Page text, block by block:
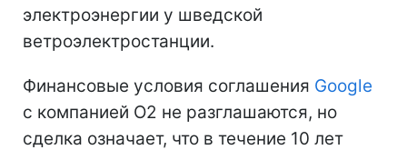
электроэнергии у шведской
ветроэлектростанции.
Финансовые условия соглашения Google
с компанией O2 не разглашаются, но
сделка означает, что в течение 10 лет